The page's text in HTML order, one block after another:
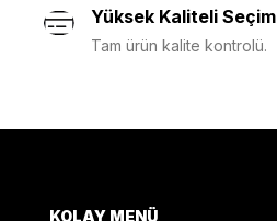
Yüksek Kaliteli Seçim
Tam ürün kalite kontrolü.
KOLAY MENÜ